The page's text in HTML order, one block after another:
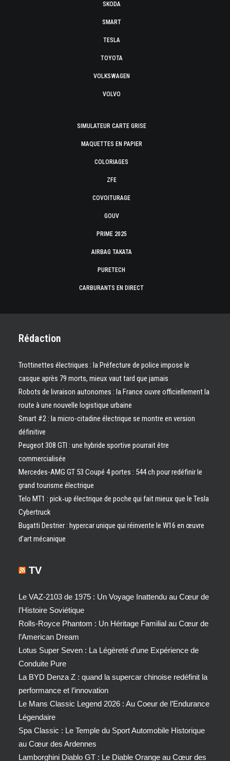
SKODA
SMART
TESLA
TOYOTA
VOLKSWAGEN
VOLVO
SIMULATEUR CARTE GRISE
MAQUETTES EN PAPIER
COLORIAGES
ZFE
COVOITURAGE
GOUV
PRIME 2025
AIRBAG TAKATA
PURETECH
CARBURANTS EN DIRECT
Rédaction
Trottinettes électriques : la Préfecture de police impose le
casque après 79 morts, mieux vaut tard que jamais
Robots de livraison autonomes : la France ouvre officiellement la
route à une nouvelle logistique urbaine
Smart #2 : la micro-citadine électrique se montre en version
définitive
Peugeot 308 GTI : une hybride sportive pourrait être
commercialisée
Mercedes-AMG GT 53 Coupé 4 portes : 544 ch pour redéfinir le
grand tourisme électrique
Telo MT1 : pick‑up électrique de poche qui fait mieux que le Tesla
Cybertruck
Bugatti Destrier : hypercar unique qui réinvente le W16 en œuvre
d’art mécanique
TV
Le VAZ-2103 de 1975 : Un Voyage Inattendu au Cœur de
l’Histoire Soviétique
Rolls-Royce Phantom : Un Héritage Familial au Cœur de
l’American Dream
Lotus Super Seven : La Légèreté d’une Expérience de
Conduite Pure
La BYD Denza Z : quand la supercar chinoise redéfinit la
performance et l’innovation
Le Mans Classic Legend 2026 : Au Coeur de l’Endurance
Légendaire
Spa Classic : Le Temple du Sport Automobile Historique
au Cœur des Ardennes
Lamborghini Diablo GT : Le Diable Orange au Cœur des